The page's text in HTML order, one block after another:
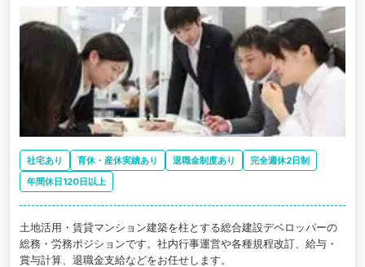
社宅あり 育休・産休実績あり 退職金制度あり
完全週休2日制
年間休日120日以上
土地活用・賃貸マンション建築を柱とする総合建設デベロッパーの
総務・労務ポジションです。社内行事運営や各種規程改訂、給与・
賞与計算、退職金支給などをお任せします。